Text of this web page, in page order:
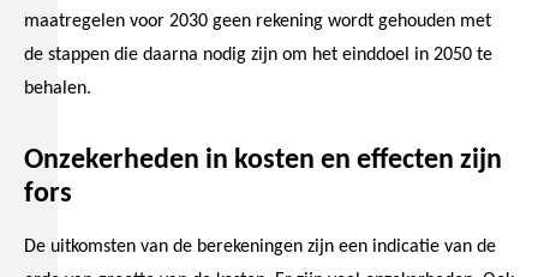
maatregelen voor 2030 geen rekening wordt gehouden met
de stappen die daarna nodig zijn om het einddoel in 2050 te
behalen.
Onzekerheden in kosten en effecten zijn
fors
De uitkomsten van de berekeningen zijn een indicatie van de